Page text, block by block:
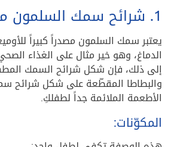
1. شرائح سمك السلمون مع البطاطا
الدماغ، وهو خير مثال على الغذاء
إلى ذلك، فإن شكل شرائح السمك
والبطاطا المقطّعة على شكل شرائح
الأطعمة الملائمة جداً لطفلكِ.
المكوّنات: